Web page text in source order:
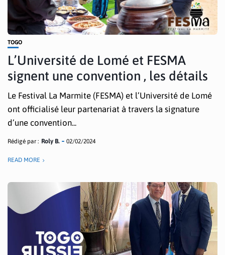
TOGO
L’Université de Lomé et FESMA
signent une convention , les détails
Le Festival La Marmite (FESMA) et l’Université de Lomé
ont officialisé leur partenariat à travers la signature
d’une convention...
Rédigé par : Roly B. 02/02/2024
READ MORE